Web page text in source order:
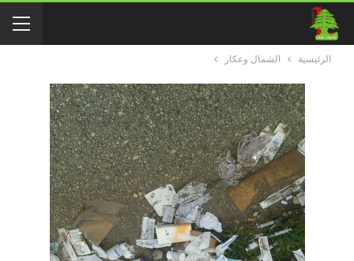
الرئيسية الشمال وعكار